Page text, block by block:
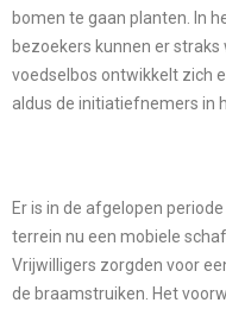
bomen te gaan planten. In
bezoekers kunnen er straks
voedselbos ontwikkelt zich
aldus de initiatiefnemers in
Er is in de afgelopen
terrein nu een mobiele
Vrijwilligers zorgden voor
de braamstruiken. Het